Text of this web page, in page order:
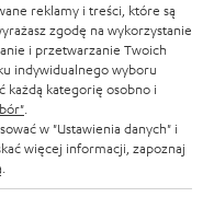
reklamy i treści, które są
zgodę na wykorzystanie
i przetwarzanie Twoich
indywidualnego wyboru
każdą kategorię osobno i
w "Ustawienia danych" i
więcej informacji, zapoznaj